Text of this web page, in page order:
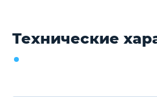
Технические